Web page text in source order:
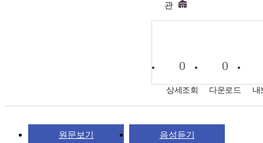
관
0
상세조회
0
다운로드 내
원문보기 음성듣기